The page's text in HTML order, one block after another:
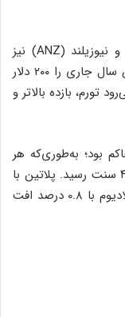
بر اساس گزارش رویترز، گروه بانکی استرالیا و نیوزیلند (ANZ) نیز
هدف قیمتی خود برای هر اونس طلا در پایان سال جاری را ۲۰۰ دلار
می‌رود تورم، بازده بالاتر و
بود؛ به‌طوری‌که هر
اونس نقره با ۲.۵ درصد کاهش به ۸۱ دلار و ۴۱ سنت رسید. پلاتین با
۱.۷ درصد کاهش به ۲۰۲۰ دلار و ۶۱ سنت و پالادیوم با ۰.۸ درصد افت